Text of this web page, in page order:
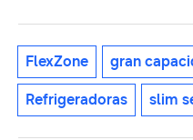
FlexZone gran
Refrigeradoras slim